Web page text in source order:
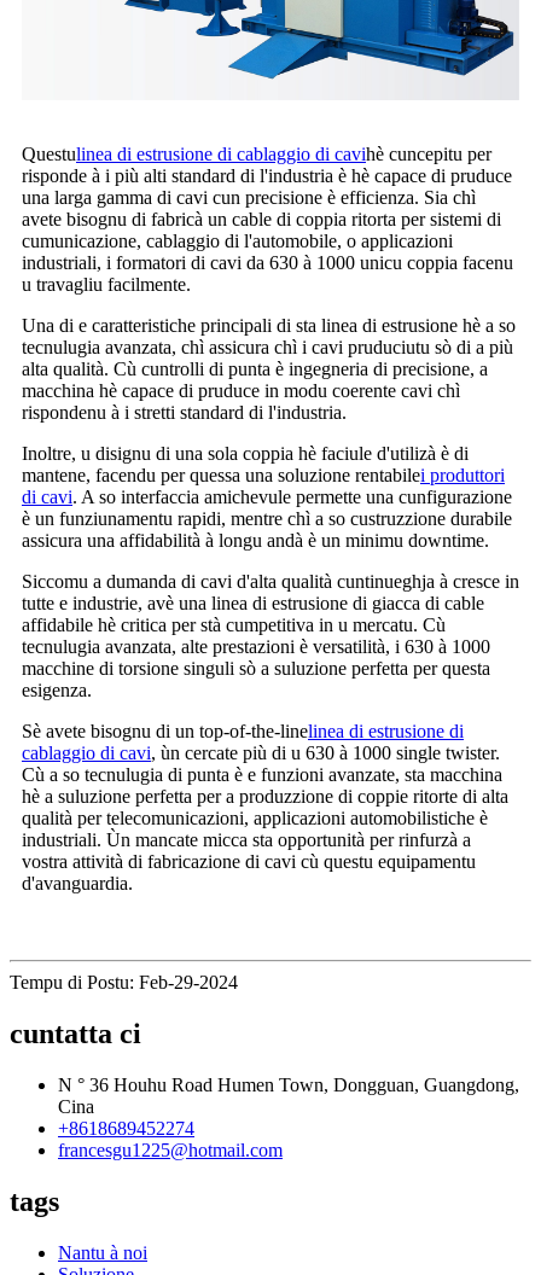
Questulinea di estrusione di cablaggio di cavihè cuncepitu per
risponde à i più alti standard di l'industria è hè capace di pruduce
una larga gamma di cavi cun precisione è efficienza. Sia chì
avete bisognu di fabricà un cable di coppia ritorta per sistemi di
cumunicazione, cablaggio di l'automobile, o applicazioni
industriali, i formatori di cavi da 630 à 1000 unicu coppia facenu
u travagliu facilmente.
Una di e caratteristiche principali di sta linea di estrusione hè a so
tecnulugia avanzata, chì assicura chì i cavi pruduciutu sò di a più
alta qualità. Cù cuntrolli di punta è ingegneria di precisione, a
macchina hè capace di pruduce in modu coerente cavi chì
rispondenu à i stretti standard di l'industria.
Inoltre, u disignu di una sola coppia hè faciule d'utilizà è di
mantene, facendu per quessa una soluzione rentabilei produttori
di cavi. A so interfaccia amichevule permette una cunfigurazione
è un funziunamentu rapidi, mentre chì a so custruzzione durabile
assicura una affidabilità à longu andà è un minimu downtime.
Siccomu a dumanda di cavi d'alta qualità cuntinueghja à cresce in
tutte e industrie, avè una linea di estrusione di giacca di cable
affidabile hè critica per stà cumpetitiva in u mercatu. Cù
tecnulugia avanzata, alte prestazioni è versatilità, i 630 à 1000
macchine di torsione singuli sò a suluzione perfetta per questa
esigenza.
Sè avete bisognu di un top-of-the-linelinea di estrusione di
cablaggio di cavi, ùn cercate più di u 630 à 1000 single twister.
Cù a so tecnulugia di punta è e funzioni avanzate, sta macchina
hè a suluzione perfetta per a produzzione di coppie ritorte di alta
qualità per telecomunicazioni, applicazioni automobilistiche è
industriali. Ùn mancate micca sta opportunità per rinfurzà a
vostra attività di fabricazione di cavi cù questu equipamentu
d'avanguardia.
Tempu di Postu: Feb-29-2024
cuntatta ci
N ° 36 Houhu Road Humen Town, Dongguan, Guangdong,
Cina
+8618689452274
francesgu1225@hotmail.com
tags
Nantu à noi